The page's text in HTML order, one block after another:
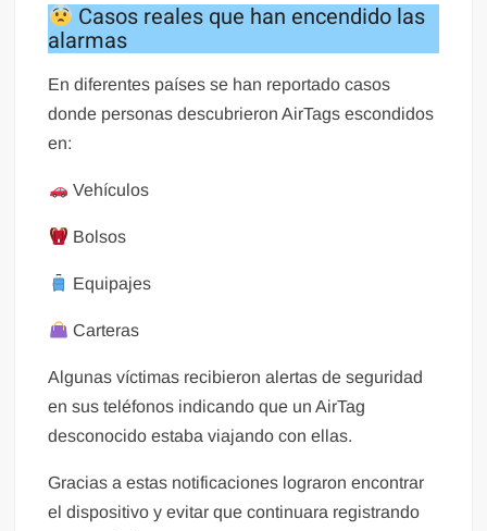
Casos reales que han encendido las
alarmas
En diferentes países se han reportado casos
donde personas descubrieron AirTags escondidos
en:
Vehículos
Bolsos
Equipajes
Carteras
Algunas víctimas recibieron alertas de seguridad
en sus teléfonos indicando que un AirTag
desconocido estaba viajando con ellas.
Gracias a estas notificaciones lograron encontrar
el dispositivo y evitar que continuara registrando